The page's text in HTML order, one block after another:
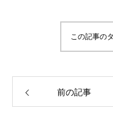
この記事の
前の記事